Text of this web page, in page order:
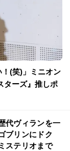
！(笑)」ミニオン
ターズ』推しポ
代ヴィランを一
ブリンにドク
ステリオまで